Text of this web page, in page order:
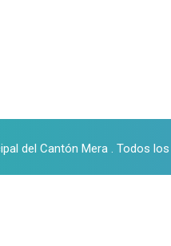
del Cantón Mera . Todos